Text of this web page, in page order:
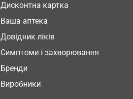
Дисконтна картка
Ваша аптека
Довідник ліків
Симптоми і захворювання
Бренди
Виробники